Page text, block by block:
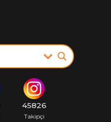
45826
Takipçi